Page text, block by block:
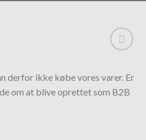
hurtigliste
derfor ikke købe vores varer. Er
om at blive oprettet som B2B